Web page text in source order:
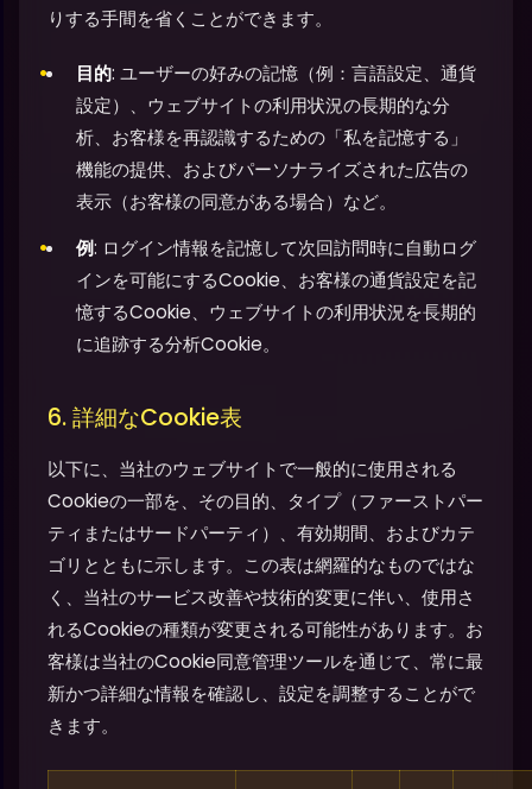
りする手間を省くことができます。
目的: ユーザーの好みの記憶（例：言語設定、通貨
設定）、ウェブサイトの利用状況の長期的な分
析、お客様を再認識するための「私を記憶する」
機能の提供、およびパーソナライズされた広告の
表示（お客様の同意がある場合）など。
例: ログイン情報を記憶して次回訪問時に自動ログ
インを可能にするCookie、お客様の通貨設定を記
憶するCookie、ウェブサイトの利用状況を長期的
に追跡する分析Cookie。
6. 詳細なCookie表
以下に、当社のウェブサイトで一般的に使用される
Cookieの一部を、その目的、タイプ（ファーストパー
ティまたはサードパーティ）、有効期間、およびカテ
ゴリとともに示します。この表は網羅的なものではな
く、当社のサービス改善や技術的変更に伴い、使用さ
れるCookieの種類が変更される可能性があります。お
客様は当社のCookie同意管理ツールを通じて、常に最
新かつ詳細な情報を確認し、設定を調整することがで
きます。